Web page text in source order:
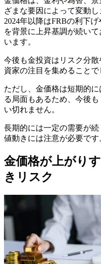
ざまな要因によって変動し
2024年以降はFRBの利下
を背景に上昇基調が続い
います。
今後も金投資はリスク分
資家の注目を集めることで
ただし、金価格は短期的
る局面もあるため、 今後も
い切れません。
長期的には一定の需要が
値動きには注意が必要です
金価格が上がり
きリスク